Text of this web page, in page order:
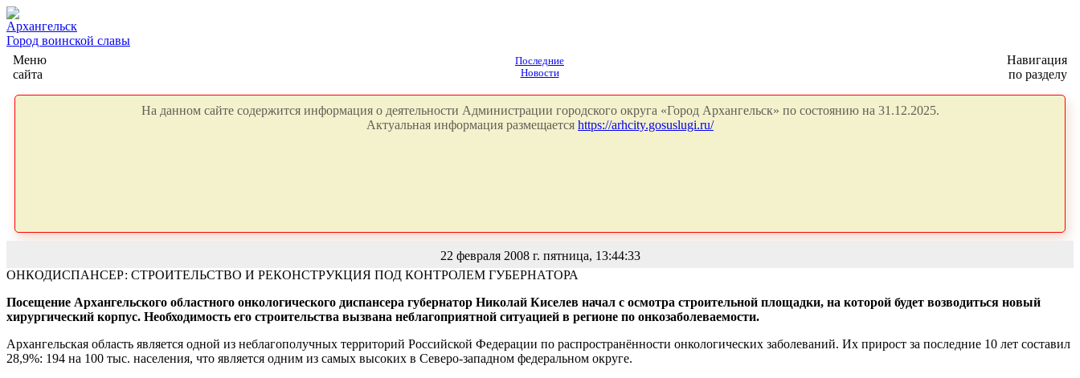
Архангельск
Город воинской славы
Меню
сайта
Последние
Новости
Навигация
по разделу
На данном сайте содержится информация о деятельности Администрации городского округа «Город Архангельск» по состоянию на 31.12.2025.
Актуальная информация размещается https://arhcity.gosuslugi.ru/
22 февраля 2008 г. пятница, 13:44:33
ОНКОДИСПАНСЕР: СТРОИТЕЛЬСТВО И РЕКОНСТРУКЦИЯ ПОД КОНТРОЛЕМ ГУБЕРНАТОРА
Посещение Архангельского областного онкологического диспансера губернатор Николай Киселев начал с осмотра строительной площадки, на которой будет возводиться новый
хирургический корпус. Необходимость его строительства вызвана неблагоприятной ситуацией в регионе по онкозаболеваемости.
Архангельская область является одной из неблагополучных территорий Российской Федерации по распространённости онкологических заболеваний. Их прирост за последние 10 лет составил
28,9%: 194 на 100 тыс. населения, что является одним из самых высоких в Северо-западном федеральном округе.